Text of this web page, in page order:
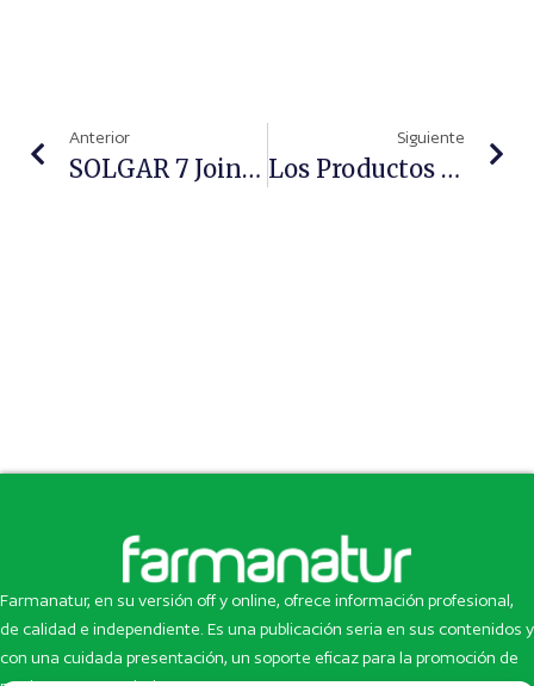
Anterior
SOLGAR 7 Joint Support&Comfort, Mejora Tus Articulaciones
Siguiente
Los Productos Para Diabéticos Lideran El Mercado De Aparato Digestivo Y Metabolismo
Farmanatur, en su versión off y online, ofrece información profesional,
de calidad e independiente. Es una publicación seria en sus contenidos y
con una cuidada presentación, un soporte eficaz para la promoción de